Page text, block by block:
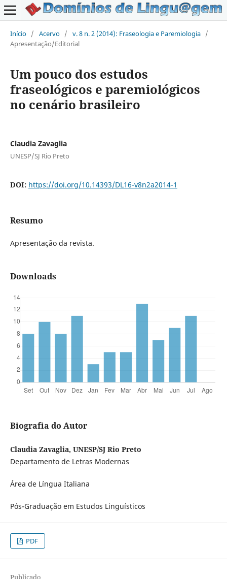
Início / Acervo / v. 8 n. 2 (2014): Fraseologia e Paremiologia /
Apresentação/Editorial
Um pouco dos estudos
fraseológicos e paremiológicos
no cenário brasileiro
Claudia Zavaglia
UNESP/SJ Rio Preto
DOI: https://doi.org/10.14393/DL16-v8n2a2014-1
Resumo
Apresentação da revista.
Downloads
Biografia do Autor
Claudia Zavaglia, UNESP/SJ Rio Preto
Departamento de Letras Modernas
Área de Língua Italiana
Pós-Graduação em Estudos Linguísticos
PDF
Publicado